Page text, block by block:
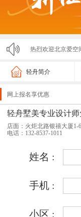
热烈欢迎北京爱空
零投诉！！！济宁
轻舟墅美装饰2025
激情开跑！2025济
轻舟简介
网上报名享优惠
轻舟墅美专业设计
店面：火炬北路银禧大厦1-
电话：132-8537-1011